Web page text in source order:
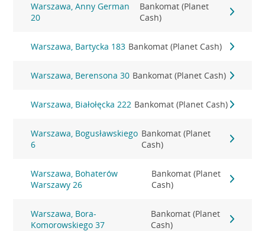
Warszawa, Anny German
20
Bankomat (Planet
Cash)
Warszawa, Bartycka 183 Bankomat (Planet Cash)
Warszawa, Berensona 30 Bankomat (Planet Cash)
Warszawa, Białołęcka 222 Bankomat (Planet Cash)
Warszawa, Bogusławskiego
6
Bankomat (Planet
Cash)
Warszawa, Bohaterów
Warszawy 26
Bankomat (Planet
Cash)
Warszawa, Bora-
Komorowskiego 37
Bankomat (Planet
Cash)